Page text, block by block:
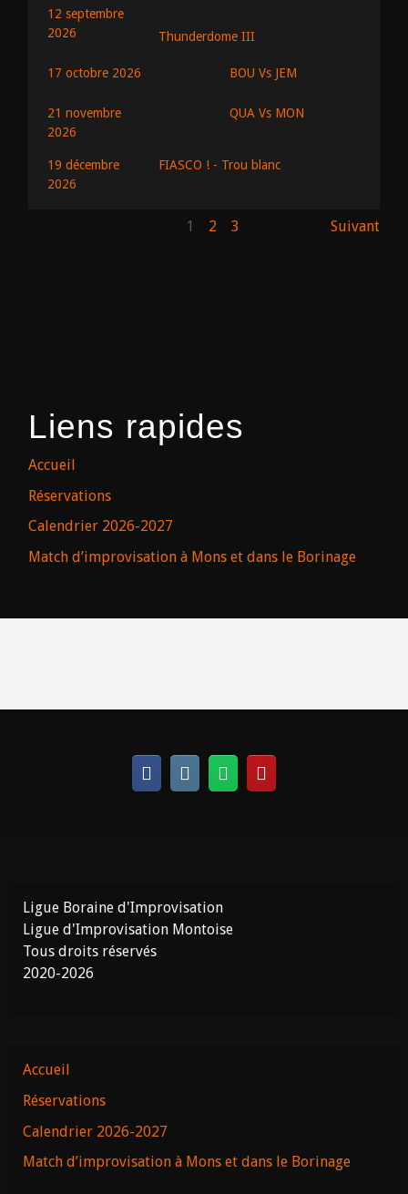
12 septembre
2026
Thunderdome III
17 octobre 2026 BOU Vs JEM
21 novembre
2026
QUA Vs MON
19 décembre
2026
FIASCO ! - Trou blanc
1 2 3 Suivant
Liens rapides
Accueil
Réservations
Calendrier 2026-2027
Match d’improvisation à Mons et dans le Borinage
Ligue Boraine d'Improvisation
Ligue d'Improvisation Montoise
Tous droits réservés
2020-2026
Accueil
Réservations
Calendrier 2026-2027
Match d’improvisation à Mons et dans le Borinage